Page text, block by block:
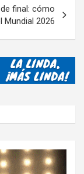
final: cómo
Mundial 2026